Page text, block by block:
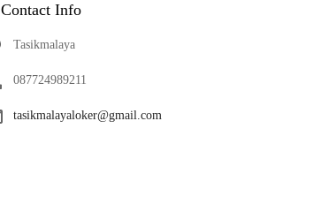
Contact Info
Tasikmalaya
087724989211
tasikmalayaloker@gmail.com